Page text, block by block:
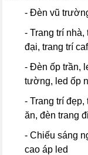
- Đèn vũ
- Trang trí
đại, trang trí
- Đèn ốp trần,
tường, led ốp
- Trang trí
ăn, đèn trang
- Chiếu sáng
cao áp led